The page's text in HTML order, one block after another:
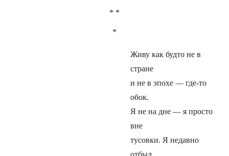
* *
*
Живу как будто не в
стране
и не в эпохе — где-то
обок.
Я не на дне — я просто
вне
тусовки. Я недавно
отбыл